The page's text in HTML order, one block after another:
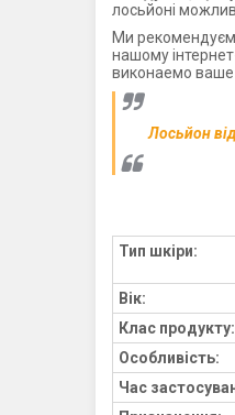
лосьйоні
Ми
нашому
виконаемо ваше
Лосьйон
Тип шкіри:
Вік:
Клас продукту:
Особливість:
Час